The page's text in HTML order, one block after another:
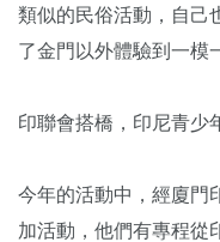
類似的民俗活動，自己
了金門以外體驗到一模
印聯會搭橋，印尼青少
今年的活動中，經廈門
加活動，他們有專程從